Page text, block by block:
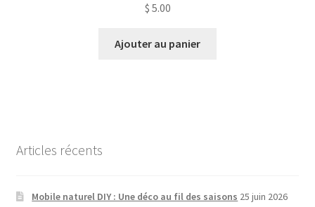
$ 5.00
Ajouter au panier
Articles récents
Mobile naturel DIY : Une déco au fil des saisons 25 juin 2026